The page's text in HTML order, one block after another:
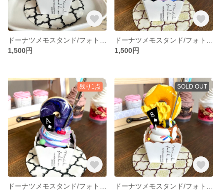
1,500円
1,500円
残り1点 SOLD OUT